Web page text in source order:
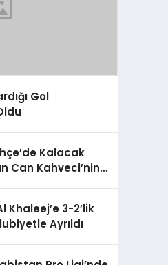
Gol
Kalacak
Can Kahveci’nin
Khaleej’e 3-2’lik
Ayrıldı